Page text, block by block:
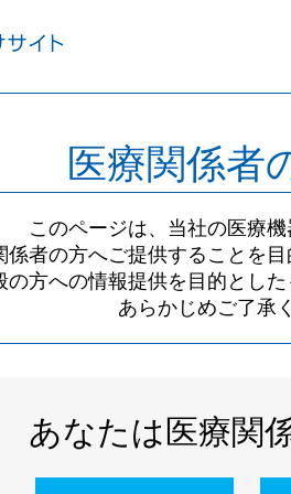
医療関係者
このページは、当社の医療機
係者の方へご提供することを目
の方への情報提供を目的とした
あらかじめご了承
あなたは医療関